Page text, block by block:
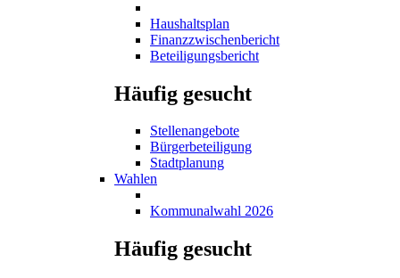
Haushaltsplan
Finanzzwischenbericht
Beteiligungsbericht
Häufig gesucht
Stellenangebote
Bürgerbeteiligung
Stadtplanung
Wahlen
Kommunalwahl 2026
Häufig gesucht